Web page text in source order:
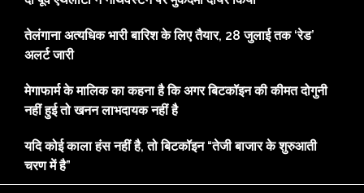
तेलंगाना अत्यधिक भारी बारिश के लिए तैयार, 28 जुलाई तक ‘रेड’
अलर्ट जारी
मेगाफार्म के मालिक का कहना है कि अगर बिटकॉइन की कीमत दोगुनी
नहीं हुई तो खनन लाभदायक नहीं है
यदि कोई काला हंस नहीं है, तो बिटकॉइन “तेजी बाजार के शुरुआती
चरण में है”